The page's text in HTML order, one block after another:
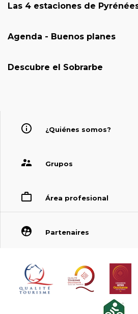
Las 4 estaciones de
Agenda - Buenos planes
Descubre el Sobrarbe
¿Quiénes somos?
Grupos
Área profesional
Partenaires